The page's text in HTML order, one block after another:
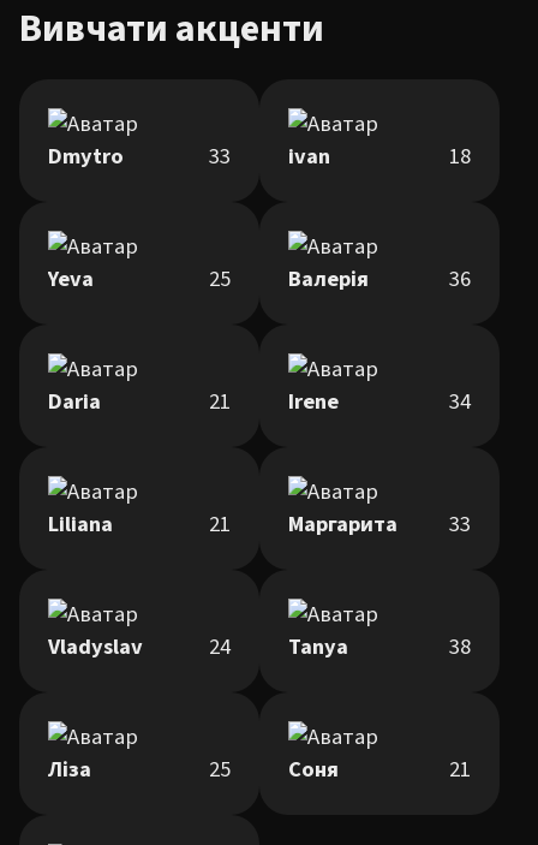
Вивчати акценти
Dmytro 33 ivan 18
Yeva 25 Валерія 36
Daria 21 Irene 34
Liliana 21 Маргарита 33
Vladyslav 24 Tanya 38
Ліза 25 Соня 21